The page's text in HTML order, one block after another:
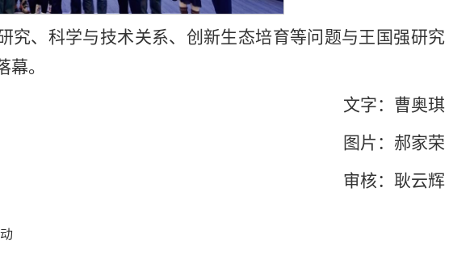
究、科学与技术关系、创新生态培育等问题与王国强研究
。
文字：曹奥琪
图片：郝家荣
审核：耿云辉